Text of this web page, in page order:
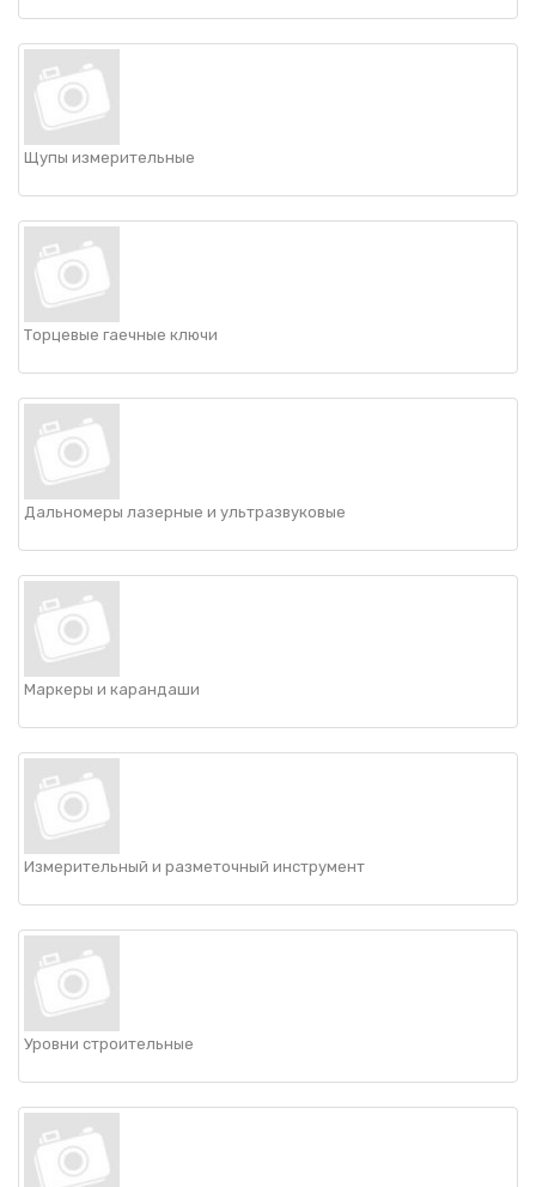
Щупы измерительные
Торцевые гаечные ключи
Дальномеры лазерные и ультразвуковые
Маркеры и карандаши
Измерительный и разметочный инструмент
Уровни строительные